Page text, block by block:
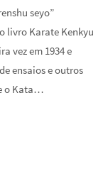
seyo”
livro Karate Kenkyu
vez em 1934 e
ensaios e outros
o Kata…